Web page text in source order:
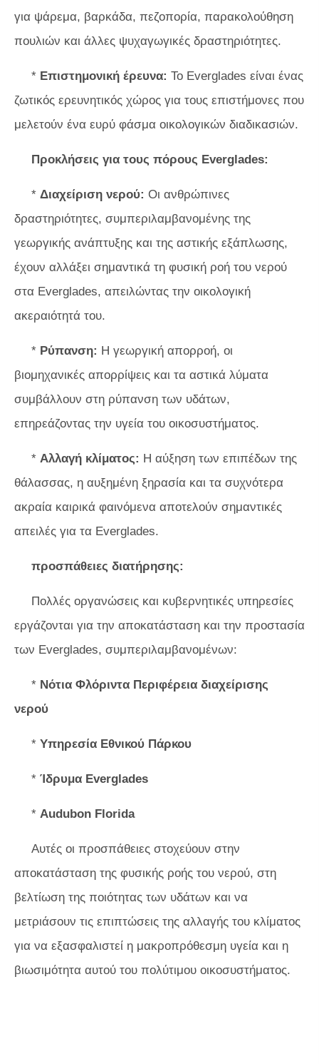
για ψάρεμα, βαρκάδα, πεζοπορία, παρακολούθηση
πουλιών και άλλες ψυχαγωγικές δραστηριότητες.
* Επιστημονική έρευνα: Το Everglades είναι ένας
ζωτικός ερευνητικός χώρος για τους επιστήμονες που
μελετούν ένα ευρύ φάσμα οικολογικών διαδικασιών.
Προκλήσεις για τους πόρους Everglades:
* Διαχείριση νερού: Οι ανθρώπινες
δραστηριότητες, συμπεριλαμβανομένης της
γεωργικής ανάπτυξης και της αστικής εξάπλωσης,
έχουν αλλάξει σημαντικά τη φυσική ροή του νερού
στα Everglades, απειλώντας την οικολογική
ακεραιότητά του.
* Ρύπανση: Η γεωργική απορροή, οι
βιομηχανικές απορρίψεις και τα αστικά λύματα
συμβάλλουν στη ρύπανση των υδάτων,
επηρεάζοντας την υγεία του οικοσυστήματος.
* Αλλαγή κλίματος: Η αύξηση των επιπέδων της
θάλασσας, η αυξημένη ξηρασία και τα συχνότερα
ακραία καιρικά φαινόμενα αποτελούν σημαντικές
απειλές για τα Everglades.
προσπάθειες διατήρησης:
Πολλές οργανώσεις και κυβερνητικές υπηρεσίες
εργάζονται για την αποκατάσταση και την προστασία
των Everglades, συμπεριλαμβανομένων:
* Νότια Φλόριντα Περιφέρεια διαχείρισης
νερού
* Υπηρεσία Εθνικού Πάρκου
* Ίδρυμα Everglades
* Audubon Florida
Αυτές οι προσπάθειες στοχεύουν στην
αποκατάσταση της φυσικής ροής του νερού, στη
βελτίωση της ποιότητας των υδάτων και να
μετριάσουν τις επιπτώσεις της αλλαγής του κλίματος
για να εξασφαλιστεί η μακροπρόθεσμη υγεία και η
βιωσιμότητα αυτού του πολύτιμου οικοσυστήματος.